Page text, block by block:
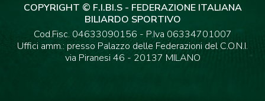
COPYRIGHT © F.I.BI.S - FEDERAZIONE ITALIANA
BILIARDO SPORTIVO
Cod.Fisc. 04633090156 - P.Iva 06334701007
Uffici amm.: presso Palazzo delle Federazioni del C.O.N.I.
via Piranesi 46 - 20137 MILANO